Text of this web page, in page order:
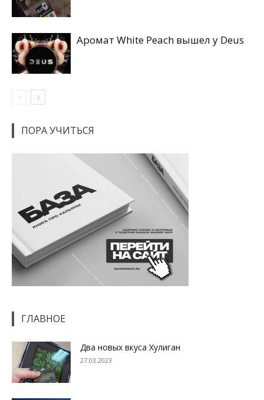
Аромат White Peach вышел у Deus
ПОРА УЧИТЬСЯ
ГЛАВНОЕ
Два новых вкуса Хулиган
27.03.2023